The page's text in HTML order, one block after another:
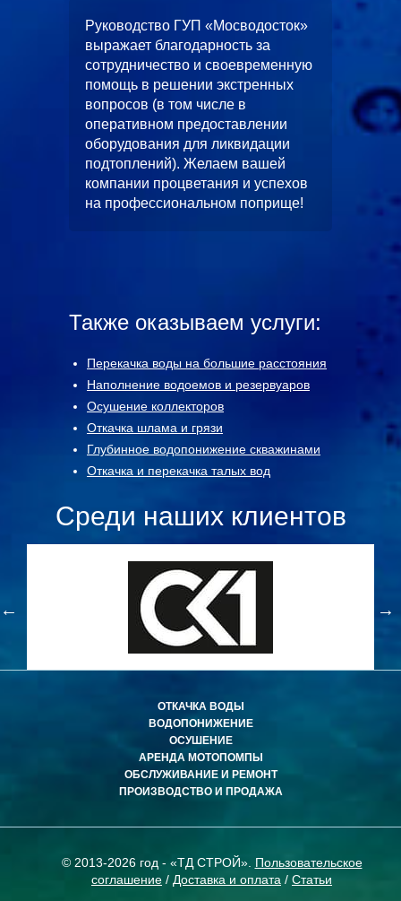
Руководство ГУП «Мосводосток»
выражает благодарность за
сотрудничество и своевременную
помощь в решении экстренных
вопросов (в том числе в
оперативном предоставлении
оборудования для ликвидации
подтоплений). Желаем вашей
компании процветания и успехов
на профессиональном поприще!
Также оказываем услуги:
Перекачка воды на большие расстояния
Наполнение водоемов и резервуаров
Осушение коллекторов
Откачка шлама и грязи
Глубинное водопонижение скважинами
Откачка и перекачка талых вод
Среди наших клиентов
ОТКАЧКА ВОДЫ
ВОДОПОНИЖЕНИЕ
ОСУШЕНИЕ
АРЕНДА МОТОПОМПЫ
ОБСЛУЖИВАНИЕ И РЕМОНТ
ПРОИЗВОДСТВО И ПРОДАЖА
© 2013-2026 год - «ТД СТРОЙ». Пользовательское
соглашение / Доставка и оплата / Статьи